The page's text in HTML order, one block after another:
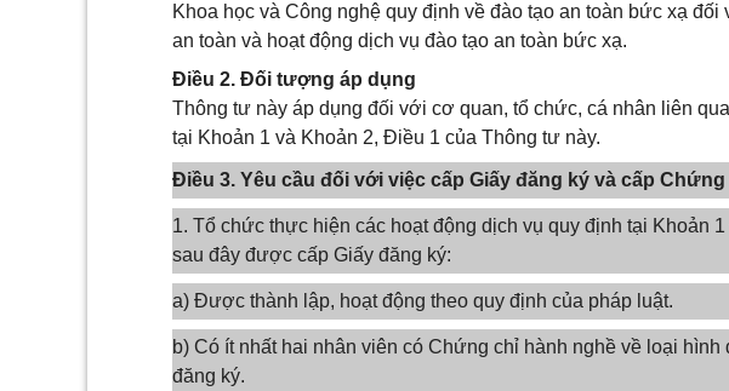
Khoa học và Công nghệ quy định về đào tạo an toàn bức xạ
an toàn và hoạt động dịch vụ đào tạo an toàn bức xạ.
Điều 2. Đối tượng áp dụng
Thông tư này áp dụng đối với cơ quan, tổ chức, cá nhân liên
tại Khoản 1 và Khoản 2, Điều 1 của Thông tư này.
Điều 3. Yêu cầu đối với việc cấp Giấy đăng ký và cấp
1. Tổ chức thực hiện các hoạt động dịch vụ quy định tại Khoản
sau đây được cấp Giấy đăng ký:
a) Được thành lập, hoạt động theo quy định của pháp luật.
b) Có ít nhất hai nhân viên có Chứng chỉ hành nghề về loại
đăng ký.